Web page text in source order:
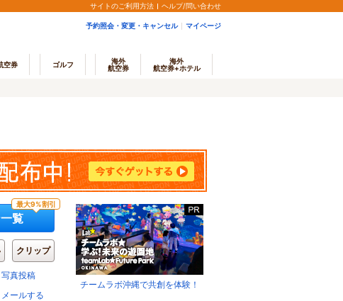
サイトのご利用方法 ヘルプ/問い合わせ
予約照会・変更・キャンセル マイページ
空券 ゴルフ
海外
航空券
海外
航空券+ホテル
最大9%割引
覧
クリップ
写真投稿
メールする
チームラボ沖縄で共創を体験！